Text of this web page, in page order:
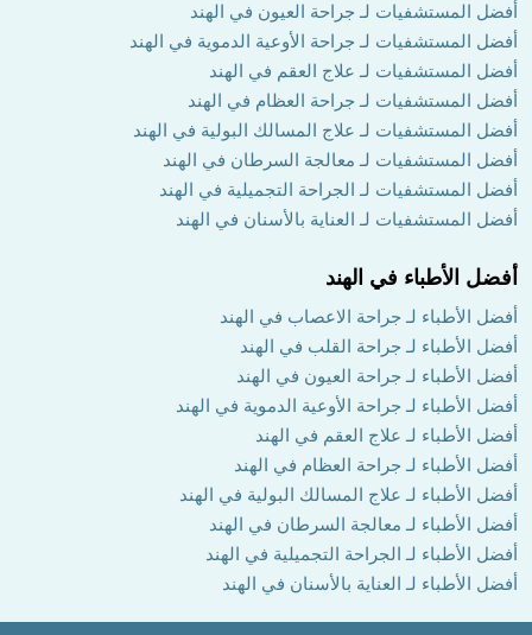
أفضل المستشفيات لـ جراحة العيون في الهند
أفضل المستشفيات لـ جراحة الأوعية الدموية في الهند
أفضل المستشفيات لـ علاج العقم في الهند
أفضل المستشفيات لـ جراحة العظام في الهند
أفضل المستشفيات لـ علاج المسالك البولية في الهند
أفضل المستشفيات لـ معالجة السرطان في الهند
أفضل المستشفيات لـ الجراحة التجميلية في الهند
أفضل المستشفيات لـ العناية بالأسنان في الهند
أفضل الأطباء في الهند
أفضل الأطباء لـ جراحة الاعصاب في الهند
أفضل الأطباء لـ جراحة القلب في الهند
أفضل الأطباء لـ جراحة العيون في الهند
أفضل الأطباء لـ جراحة الأوعية الدموية في الهند
أفضل الأطباء لـ علاج العقم في الهند
أفضل الأطباء لـ جراحة العظام في الهند
أفضل الأطباء لـ علاج المسالك البولية في الهند
أفضل الأطباء لـ معالجة السرطان في الهند
أفضل الأطباء لـ الجراحة التجميلية في الهند
أفضل الأطباء لـ العناية بالأسنان في الهند